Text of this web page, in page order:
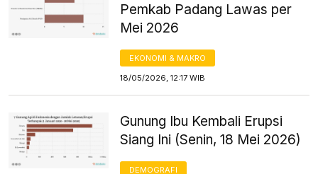
Pemkab Padang Lawas per
Mei 2026
EKONOMI & MAKRO
18/05/2026, 12:17 WIB
Gunung Ibu Kembali Erupsi
Siang Ini (Senin, 18 Mei 2026)
DEMOGRAFI